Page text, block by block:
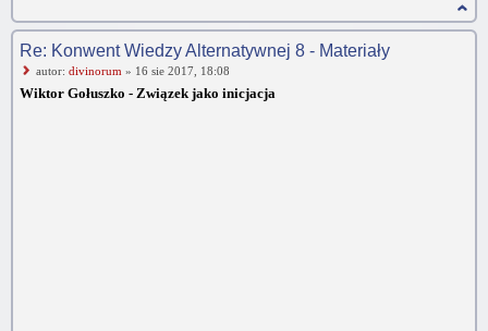
Re: Konwent Wiedzy Alternatywnej 8 - Materiały
autor: divinorum » 16 sie 2017, 18:08
Wiktor Gołuszko - Związek jako inicjacja